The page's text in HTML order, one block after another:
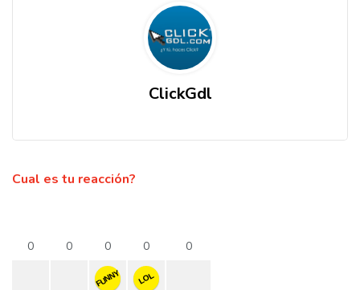
ClickGdl
Cual es tu reacción?
0 0 0
FUNNY
0
LOL
0